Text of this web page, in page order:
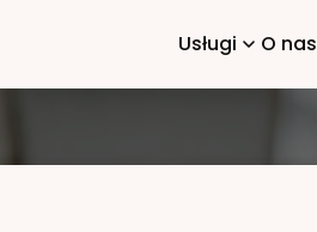
Usługi O nas